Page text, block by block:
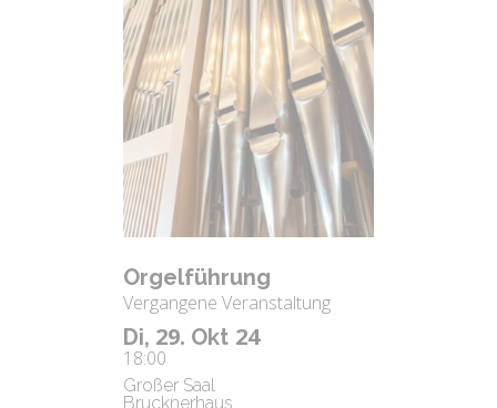
Di, 29. Okt 24
18:00
Großer Saal
Brucknerhaus
Or­gel­füh­rung
Vergangene Veranstaltung